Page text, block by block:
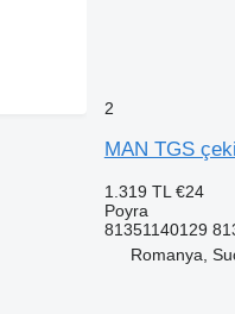
2
MAN TGS
1.319 TL €24
Poyra
81351140129
Romanya,